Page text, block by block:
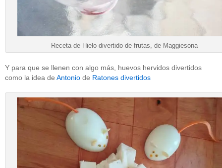
Receta de Hielo divertido de frutas, de Maggiesona
Y para que se llenen con algo más, huevos hervidos divertidos
como la idea de Antonio de Ratones divertidos